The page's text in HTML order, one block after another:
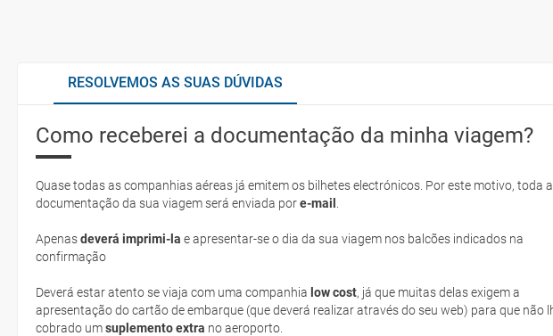
RESOLVEMOS AS SUAS DÚVIDAS
Como receberei a documentação da minha viagem?
Quase todas as companhias aéreas já emitem os bilhetes electrónicos. Por este motivo, toda a
documentação da sua viagem será enviada pore-mail
Apenasdeverá imprimi-la e apresentar-se o dia da sua viagem nos balcões indicados na
confirmação
Deverá estar atento se viaja com uma companhia low cost, já que muitas delas exigem a
apresentação do cartão de embarque (que deverá realizar através do seu web) para que não
cobrado umsuplemento extra no aeroporto.